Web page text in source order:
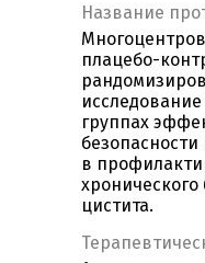
Название
плацебо-
группах
в
хронического
цистита.